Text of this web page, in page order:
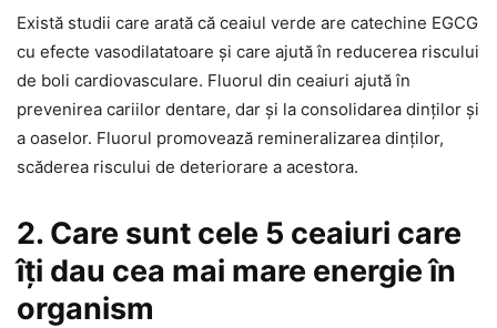
Există studii care arată că ceaiul verde are catechine EGCG
cu efecte vasodilatatoare și care ajută în reducerea riscului
de boli cardiovasculare. Fluorul din ceaiuri ajută în
prevenirea cariilor dentare, dar și la consolidarea dinților și
a oaselor. Fluorul promovează remineralizarea dinților,
scăderea riscului de deteriorare a acestora.
2. Care sunt cele 5 ceaiuri care
îți dau cea mai mare energie în
organism